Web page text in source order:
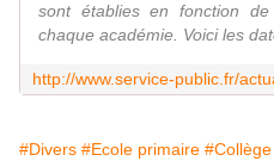
sont établies en fonction
chaque académie. Voici les
#Divers #Ecole primaire